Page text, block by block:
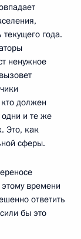
текущего года.
ненужное
должен
и те же
Это, как
сферы.
времени
ответить
бы это